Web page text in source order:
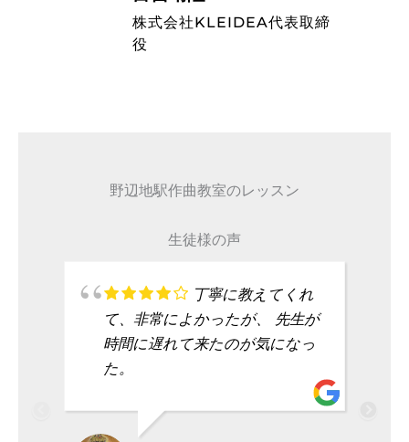
藤波辰爾
タレント
野辺地駅作曲教室のレッスン
生徒様の声
丁寧に教えてくれ
て、非常によかったが、 先生が
時間に遅れて来たのが気になっ
た。